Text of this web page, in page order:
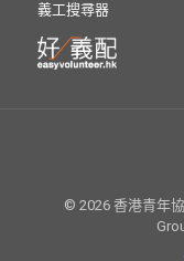
義工搜尋器
© 2026 香港青年